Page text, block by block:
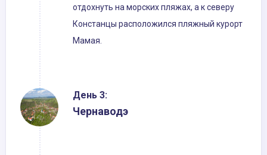
отдохнуть на морских пляжах, а к северу
Констанцы расположился пляжный курорт
Мамая.
День 3:
Чернаводэ